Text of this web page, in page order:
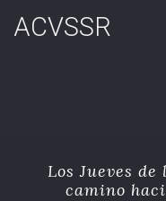
ACVSSR
Los Jueves
camino